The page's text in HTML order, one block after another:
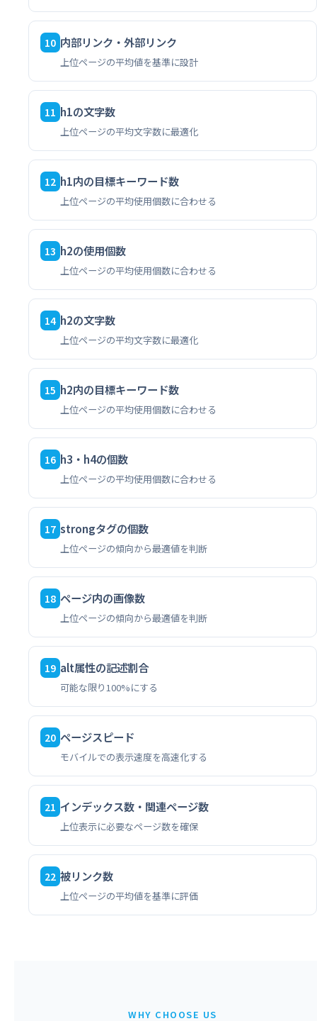
10 内部リンク・外部リンク
上位ページの平均値を基準に設計
11 h1の文字数
上位ページの平均文字数に最適化
12 h1内の目標キーワード数
上位ページの平均使用個数に合わせる
13 h2の使用個数
上位ページの平均使用個数に合わせる
14 h2の文字数
上位ページの平均文字数に最適化
15 h2内の目標キーワード数
上位ページの平均使用個数に合わせる
16 h3・h4の個数
上位ページの平均使用個数に合わせる
17 strongタグの個数
上位ページの傾向から最適値を判断
18 ページ内の画像数
上位ページの傾向から最適値を判断
19 alt属性の記述割合
可能な限り100%にする
20 ページスピード
モバイルでの表示速度を高速化する
21 インデックス数・関連ページ数
上位表示に必要なページ数を確保
22 被リンク数
上位ページの平均値を基準に評価
WHY CHOOSE US